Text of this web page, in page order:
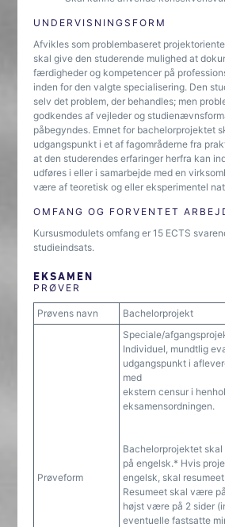
UNDERVISNINGSFORM
Afvikles som problembaseret
skal give den studerende mulighed at
færdigheder og kompetencer på
inden for den valgte specialisering. Den
selv det problem, der behandles; men
godkendes af vejleder og
påbegyndes. Emnet for bachelorprojektet
udgangspunkt i et af fagområderne fra
at den studerendes erfaringer herfra kan
udføres i eller i samarbejde med en
være af teoretisk og eller eksperimentel
OMFANG OG FORVENTET
Kursusmodulets omfang er 15 ECTS
studieindsats.
EKSAMEN
PRØVER
Prøvens navn Bachelorprojekt
Prøveform
Speciale/
Individuel, mundtlig
udgangspunkt i
med
ekstern censur i
eksamensordningen.
Bachelorprojektet
på engelsk.* Hvis
engelsk, skal
Resumeet skal være
højst være på 2 sider
eventuelle fastsatte